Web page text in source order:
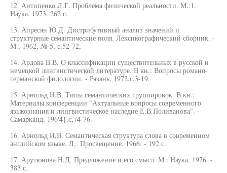
12. Антипенко Л.Г. Проблема физической реальности. М.:1.
Наука, 1973. 262 с.
13. Апресян Ю.Д. Дистрибутивный анализ значений и
структурные семантические поля. Лексикографический сборник. -
М., 1962, № 5, с.52-72,
14. Ардова В.В. О классификации существительных в русской и
немецкой лингвистической литературе. В кн.: Вопросы романо-
германской филологии. - Рязань, 1972,с,3-19.
15. Арнольд И.В. Типы семантических группировок. В кн.:
Материалы конференции "Актуальные вопросы современного
языкознания и лингвистическое наследие Е.В.Поливанова". -
Самарканд, 196'4},с,74-76.
16. Арнольд И,В. Семантическая структура слова в современном
английском языке. Л.: Просвещение, 1966. - 192 с.
17. Арутюнова Н.Д. Предложение и его смысл. М.: Наука, 1976. -
383 с.